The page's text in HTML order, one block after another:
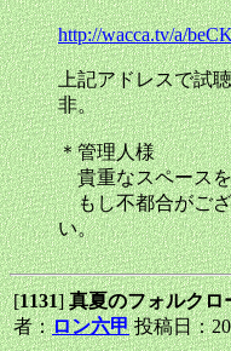
http://wacca.tv/a/
上記アドレスで試
非。
＊管理人様
貴重なスペースを
もし不都合がござ
い。
[1131]真夏のフォルクロ
者：ロン六甲 投稿日：